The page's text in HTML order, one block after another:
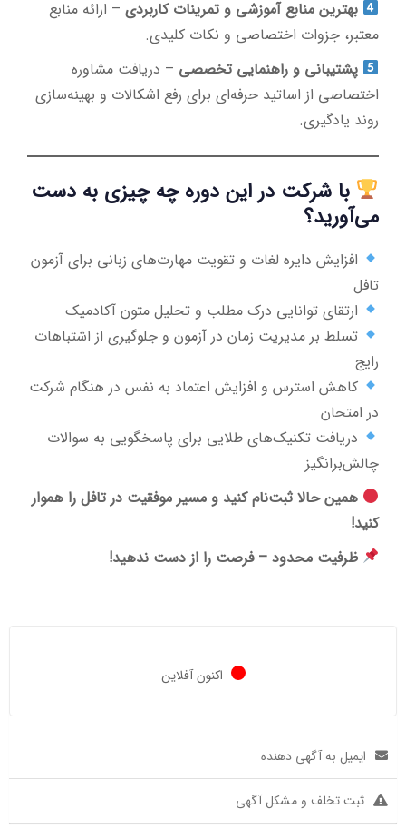
بهترین منابع آموزشی و تمرینات کاربردی – ارائه منابع
معتبر، جزوات اختصاصی و نکات کلیدی.
پشتیبانی و راهنمایی تخصصی – دریافت مشاوره
اختصاصی از اساتید حرفه‌ای برای رفع اشکالات و بهینه‌سازی
روند یادگیری.
با شرکت در این دوره چه چیزی به دست
می‌آورید؟
افزایش دایره لغات و تقویت مهارت‌های زبانی برای آزمون
تافل
ارتقای توانایی درک مطلب و تحلیل متون آکادمیک
تسلط بر مدیریت زمان در آزمون و جلوگیری از اشتباهات
رایج
کاهش استرس و افزایش اعتماد به نفس در هنگام شرکت
در امتحان
دریافت تکنیک‌های طلایی برای پاسخگویی به سوالات
چالش‌برانگیز
همین حالا ثبت‌نام کنید و مسیر موفقیت در تافل را هموار
کنید!
ظرفیت محدود – فرصت را از دست ندهید!
اکنون آفلاین
ایمیل به آگهی دهنده
ثبت تخلف و مشکل آگهی